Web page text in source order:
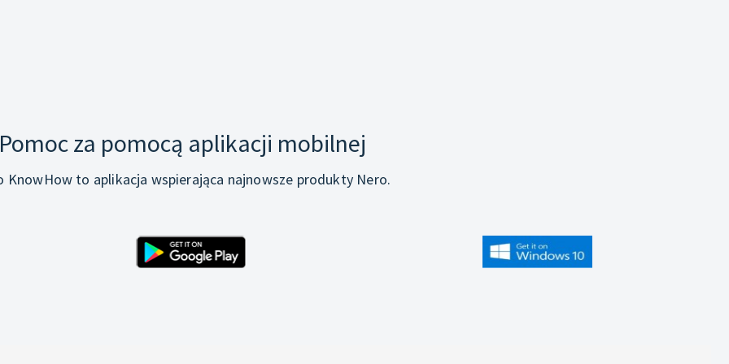
za pomocą aplikacji mobilnej
KnowHow to aplikacja wspierająca najnowsze produkty Nero.